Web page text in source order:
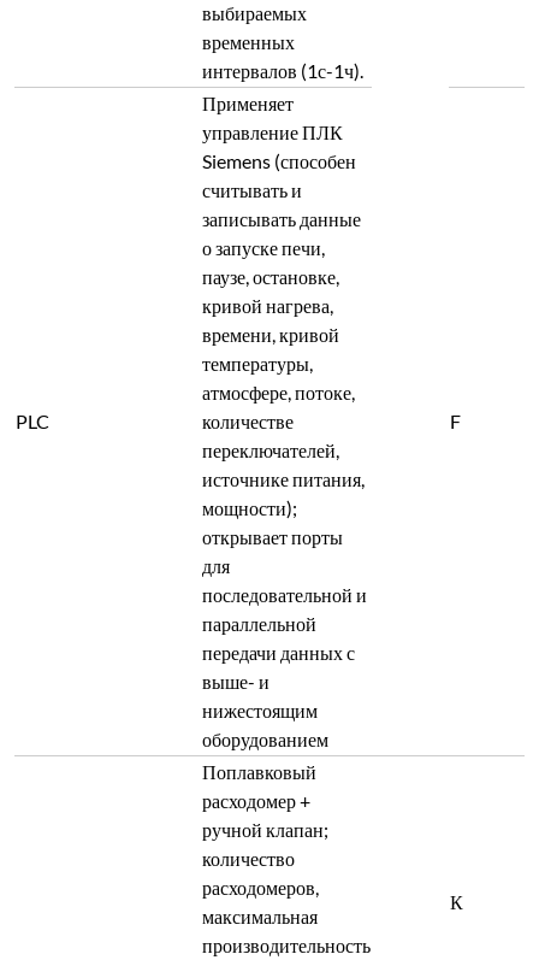
выбираемых
временных
интервалов (1с-1ч).
PLC
Применяет
управление ПЛК
Siemens (способен
считывать и
записывать данные
о запуске печи,
паузе, остановке,
кривой нагрева,
времени, кривой
температуры,
атмосфере, потоке,
количестве
переключателей,
источнике питания,
мощности);
открывает порты
для
последовательной и
параллельной
передачи данных с
выше- и
нижестоящим
оборудованием
F
Поплавковый
расходомер +
ручной клапан;
количество
расходомеров,
максимальная
производительность
К